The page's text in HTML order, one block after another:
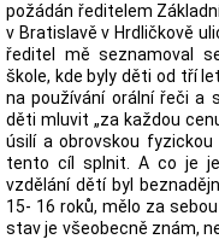
požádán ředitelem
v Bratislavě v Hrdličkově
ředitel mě seznamoval
škole, kde byly děti od tří
na používání orální řeči a
děti mluvit „za každou
úsilí a obrovskou
tento cíl splnit. A co je
vzdělání dětí byl
15- 16 roků, mělo za
stav je všeobecně znám,